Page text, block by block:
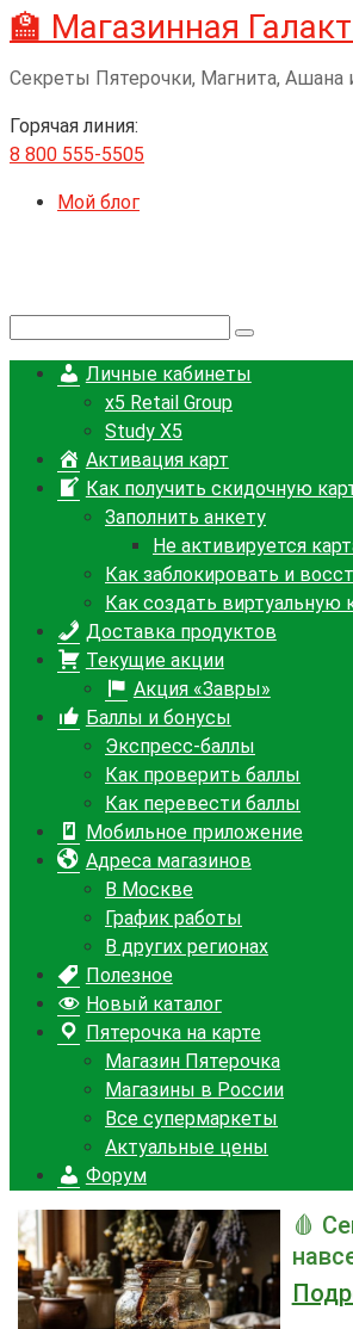
Перейти
к
контенту
🏫 Магазинная
Секреты Пятерочки, Магнита, Ашана
Горячая линия:
8 800 555-5505
Мой блог
Личные кабинеты
x5 Retail Group
Study X5
Активация карт
Как получить скидочную
Заполнить анкету
Не активируется
Как заблокировать и
Как создать виртуальную
Доставка продуктов
Текущие акции
Акция «Завры»
Баллы и бонусы
Экспресс-баллы
Как проверить баллы
Как перевести баллы
Мобильное приложение
Адреса магазинов
В Москве
График работы
В других регионах
Полезное
Новый каталог
Пятерочка на карте
Магазин Пятерочка
Магазины в России
Все супермаркеты
Актуальные цены
Форум
🩸